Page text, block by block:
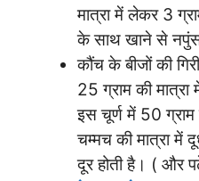
मात्रा में लेकर 3
के साथ खाने से
कौंच के बीजों की
25 ग्राम की
इस चूर्ण में 50 ग्राम
चम्मच की मात्रा
दूर होती है। ( और